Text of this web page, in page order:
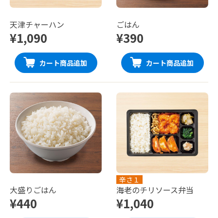
天津チャーハン
¥1,090
カート商品追加
ごはん
¥390
カート商品追加
大盛りごはん
¥440
辛さ１
海老のチリソース弁当
¥1,040